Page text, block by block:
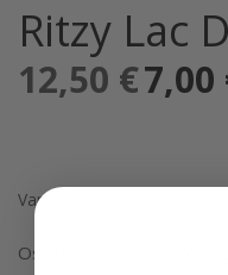
Ritzy Lac
12,50 € hinta
7,00
Varasto loppu
Osastot: